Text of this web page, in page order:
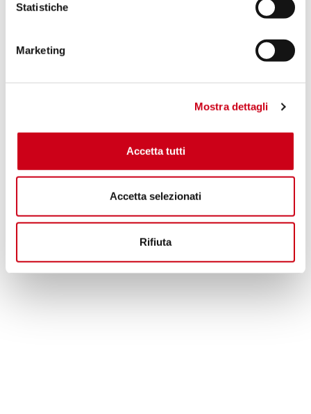
Statistiche
Marketing
Mostra dettagli
Accetta tutti
Accetta selezionati
Rifiuta